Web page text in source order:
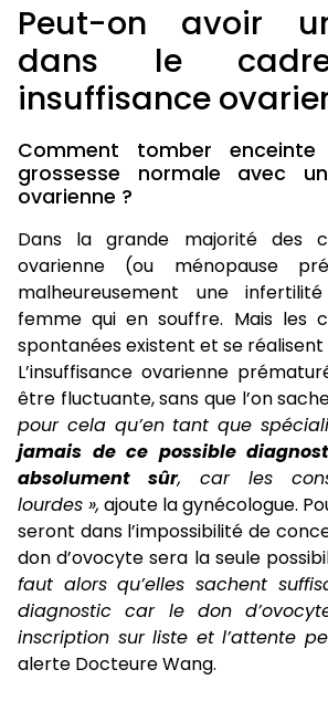
Peut-on avoir
dans le
insuffisance
Comment tomber
grossesse normale avec
ovarienne ?
Dans la grande majorité des
ovarienne (ou ménopause
malheureusement une
femme qui en souffre. Mais les
spontanées existent et se réalisent
L’insuffisance ovarienne
être fluctuante, sans que l’on
pour cela qu’en tant que
jamais de ce possible
absolument sûr, car les
lourdes », ajoute la gynécologue.
seront dans l’impossibilité de
don d’ovocyte sera la seule
faut alors qu’elles sachent
diagnostic car le don
inscription sur liste et l’attente
alerte Docteure Wang.